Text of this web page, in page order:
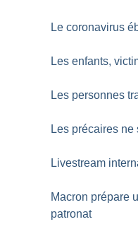
Le coronavirus
Les enfants,
Les personnes
Les précaires
Livestream
Macron prépare
patronat